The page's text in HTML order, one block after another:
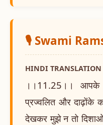
🎙️ Swami
HINDI TRANSLATION
।।11.25।। आपके
प्रज्वलित और दाढ़ोंके
देखकर मुझे न तो